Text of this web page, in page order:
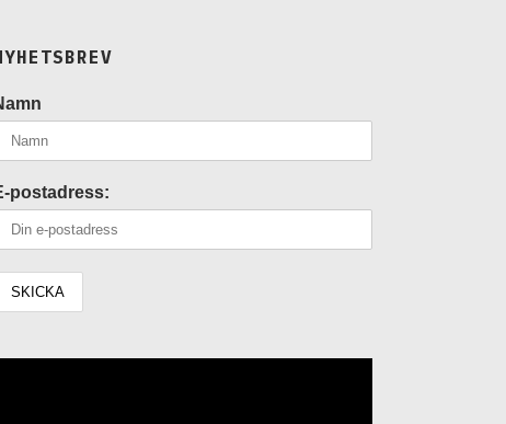
postadress: